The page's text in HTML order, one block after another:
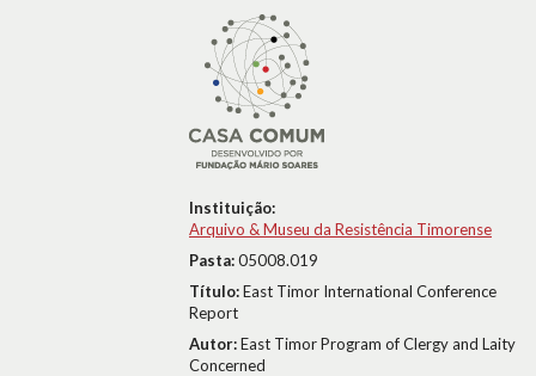
Instituição:
Arquivo & Museu da Resistência Timorense
Pasta:05008.019
Título:East Timor International Conference
Report
Autor:East Timor Program of Clergy and Laity
Concerned